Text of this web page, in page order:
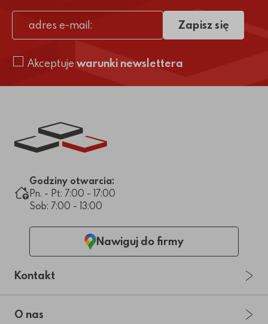
adres e-mail
Akceptuje warunki newslettera
Zapisz się
Link do strony głównej
Godziny otwarcia:
Pn. - Pt: 7:00 - 17:00
Sob: 7:00 - 13:00
Nawiguj do firmy
Kontakt
O nas